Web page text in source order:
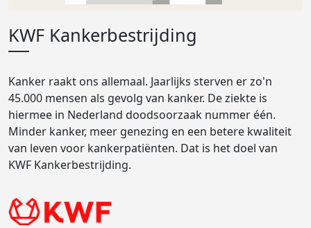
KWF Kankerbestrijding
Kanker raakt ons allemaal. Jaarlijks sterven er zo'n
45.000 mensen als gevolg van kanker. De ziekte is
hiermee in Nederland doodsoorzaak nummer één.
Minder kanker, meer genezing en een betere kwaliteit
van leven voor kankerpatiënten. Dat is het doel van
KWF Kankerbestrijding.